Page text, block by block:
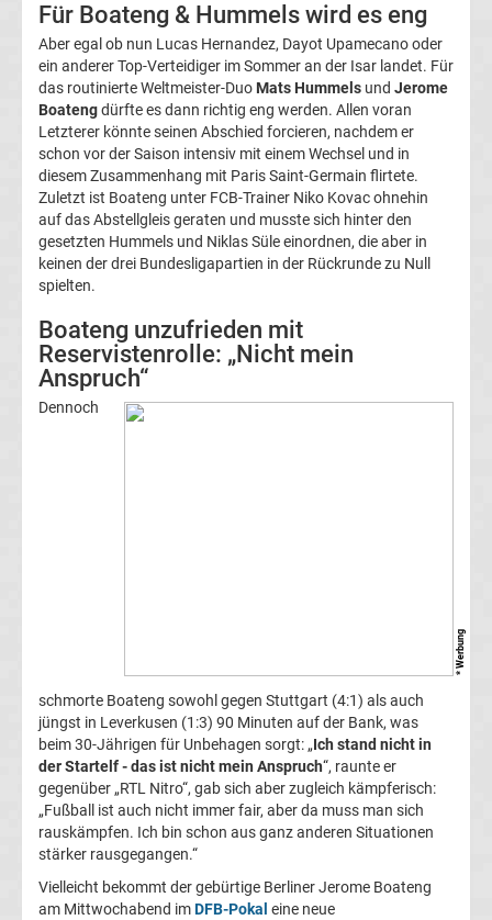
Fußball
Bundesliga
2.
Liga
3.
Liga
DFB-
Europa
Conference
League
Premier
Für Boateng & Hummels wird es eng
Aber egal ob nun Lucas Hernandez, Dayot Upamecano oder
ein anderer Top-Verteidiger im Sommer an der Isar landet. Für
das routinierte Weltmeister-Duo Mats Hummels und Jerome
Boatengdürfte es dann richtig eng werden. Allen voran
Letzterer könnte seinen Abschied forcieren, nachdem er
schon vor der Saison intensiv mit einem Wechsel und in
diesem Zusammenhang mit Paris Saint-Germain flirtete.
Zuletzt ist Boateng unter FCB-Trainer Niko Kovac ohnehin
auf das Abstellgleis geraten und musste sich hinter den
gesetzten Hummels und Niklas Süle einordnen, die aber in
keinen der drei Bundesligapartien in der Rückrunde zu Null
spielten.
Boateng unzufrieden mit
Reservistenrolle: „Nicht mein
Anspruch“
* Werbung
Dennoch
schmorte Boateng sowohl gegen Stuttgart (4:1) als auch
jüngst in Leverkusen (1:3) 90 Minuten auf der Bank, was
beim 30-Jährigen für Unbehagen sorgt: „Ich stand nicht in
der Startelf - das ist nicht mein Anspruch“, raunte er
gegenüber „RTL Nitro“, gab sich aber zugleich kämpferisch:
„Fußball ist auch nicht immer fair, aber da muss man sich
rauskämpfen. Ich bin schon aus ganz anderen Situationen
stärker rausgegangen.“
Vielleicht bekommt der gebürtige Berliner Jerome Boateng
am Mittwochabend imDFB-Pokal eine neue